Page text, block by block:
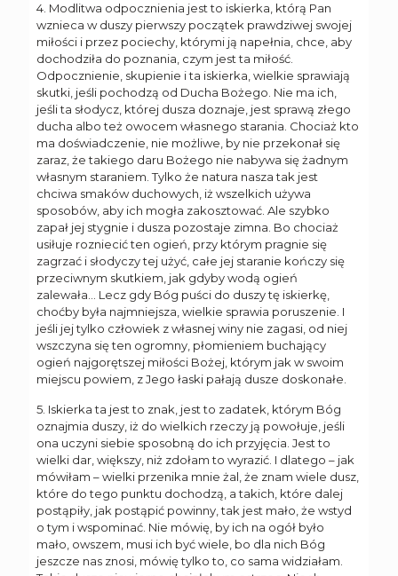
4. Modlitwa odpocznienia jest to iskierka, którą Pan
wznieca w duszy pierwszy początek prawdziwej swojej
miłości i przez pociechy, którymi ją napełnia, chce, aby
dochodziła do poznania, czym jest ta miłość.
Odpocznienie, skupienie i ta iskierka, wielkie sprawiają
skutki, jeśli pochodzą od Ducha Bożego. Nie ma ich,
jeśli ta słodycz, której dusza doznaje, jest sprawą złego
ducha albo też owocem własnego starania. Chociaż kto
ma doświadczenie, nie możliwe, by nie przekonał się
zaraz, że takiego daru Bożego nie nabywa się żadnym
własnym staraniem. Tylko że natura nasza tak jest
chciwa smaków duchowych, iż wszelkich używa
sposobów, aby ich mogła zakosztować. Ale szybko
zapał jej stygnie i dusza pozostaje zimna. Bo chociaż
usiłuje rozniecić ten ogień, przy którym pragnie się
zagrzać i słodyczy tej użyć, całe jej staranie kończy się
przeciwnym skutkiem, jak gdyby wodą ogień
zalewała… Lecz gdy Bóg puści do duszy tę iskierkę,
choćby była najmniejsza, wielkie sprawia poruszenie. I
jeśli jej tylko człowiek z własnej winy nie zagasi, od niej
wszczyna się ten ogromny, płomieniem buchający
ogień najgorętszej miłości Bożej, którym jak w swoim
miejscu powiem, z Jego łaski pałają dusze doskonałe.
5. Iskierka ta jest to znak, jest to zadatek, którym Bóg
oznajmia duszy, iż do wielkich rzeczy ją powołuje, jeśli
ona uczyni siebie sposobną do ich przyjęcia. Jest to
wielki dar, większy, niż zdołam to wyrazić. I dlatego – jak
mówiłam – wielki przenika mnie żal, że znam wiele dusz,
które do tego punktu dochodzą, a takich, które dalej
postąpiły, jak postąpić powinny, tak jest mało, że wstyd
o tym i wspominać. Nie mówię, by ich na ogół było
mało, owszem, musi ich być wiele, bo dla nich Bóg
jeszcze nas znosi, mówię tylko to, co sama widziałam.